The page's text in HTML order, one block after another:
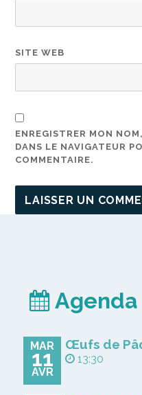
SITE WEB
ENREGISTRER MON
DANS LE NAVIGATEUR
COMMENTAIRE.
Agenda
MAR
11
AVR
Œufs de
13:30